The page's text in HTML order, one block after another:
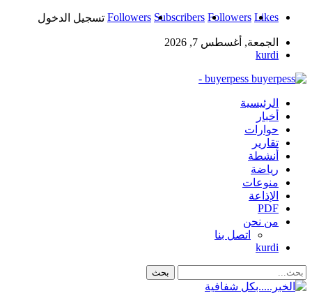
Likes
Followers
Subscribers
Followers تسجيل الدخول
الجمعة, أغسطس 7, 2026
kurdi
buyerpess -
الرئيسية
أخبار
حوارات
تقارير
أنشطة
رياضة
منوعات
الإذاعة
PDF
من نحن
اتصل بنا
kurdi